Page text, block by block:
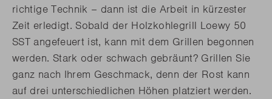
richtige Technik – dann ist die Arbeit in kürzester
Zeit erledigt. Sobald der Holzkohlegrill Loewy 50
SST angefeuert ist, kann mit dem Grillen begonnen
werden. Stark oder schwach gebräunt? Grillen Sie
ganz nach Ihrem Geschmack, denn der Rost kann
auf drei unterschiedlichen Höhen platziert werden.